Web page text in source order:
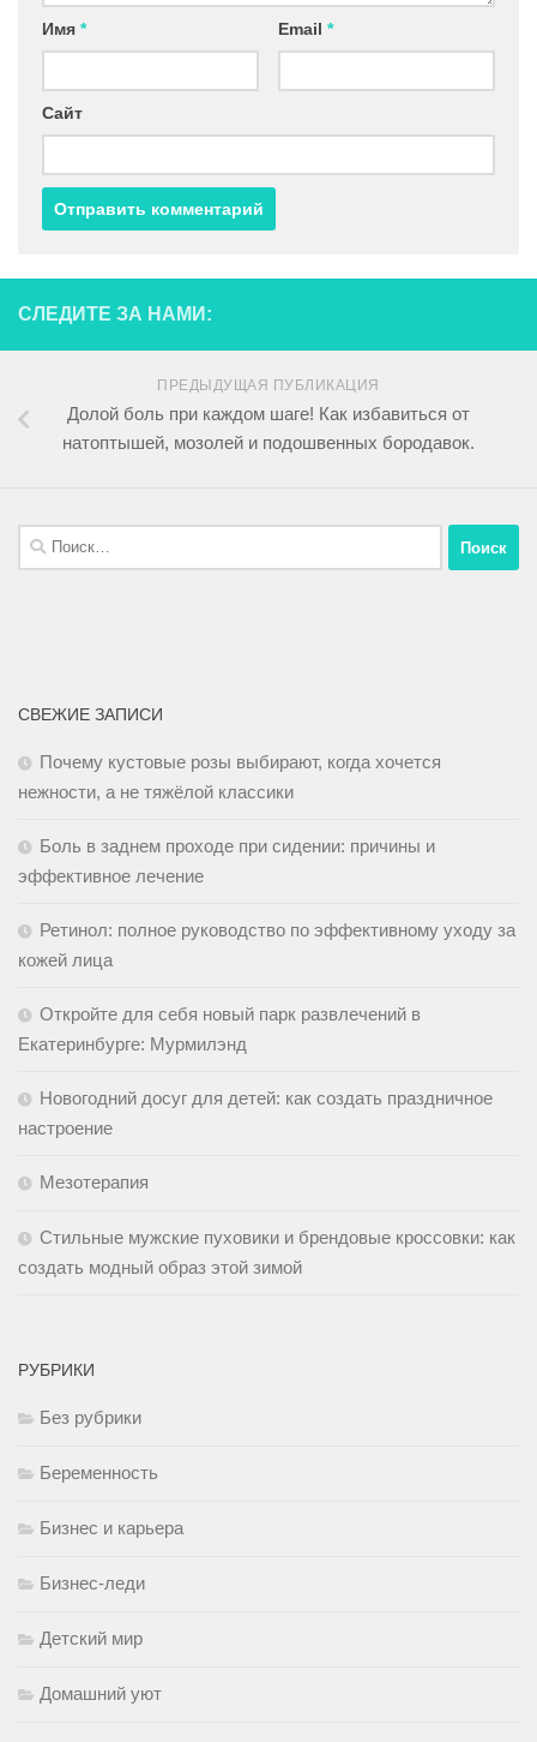
Имя * Email *
Сайт
СЛЕДИТЕ ЗА НАМИ:
ПРЕДЫДУЩАЯ ПУБЛИКАЦИЯ
Долой боль при каждом шаге! Как избавиться от
натоптышей, мозолей и подошвенных бородавок.
СВЕЖИЕ ЗАПИСИ
Почему кустовые розы выбирают, когда хочется
нежности, а не тяжёлой классики
Боль в заднем проходе при сидении: причины и
эффективное лечение
Ретинол: полное руководство по эффективному уходу за
кожей лица
Откройте для себя новый парк развлечений в
Екатеринбурге: Мурмилэнд
Новогодний досуг для детей: как создать праздничное
настроение
Мезотерапия
Стильные мужские пуховики и брендовые кроссовки: как
создать модный образ этой зимой
РУБРИКИ
Без рубрики
Беременность
Бизнес и карьера
Бизнес-леди
Детский мир
Домашний уют